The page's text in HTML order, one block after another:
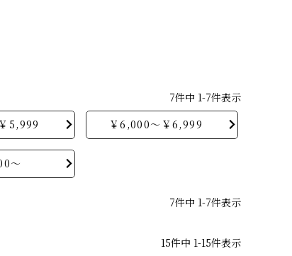
～
7件中 1-7件表示
5,999 ￥6,000～￥6,999
～
7件中 1-7件表示
15件中 1-15件表示